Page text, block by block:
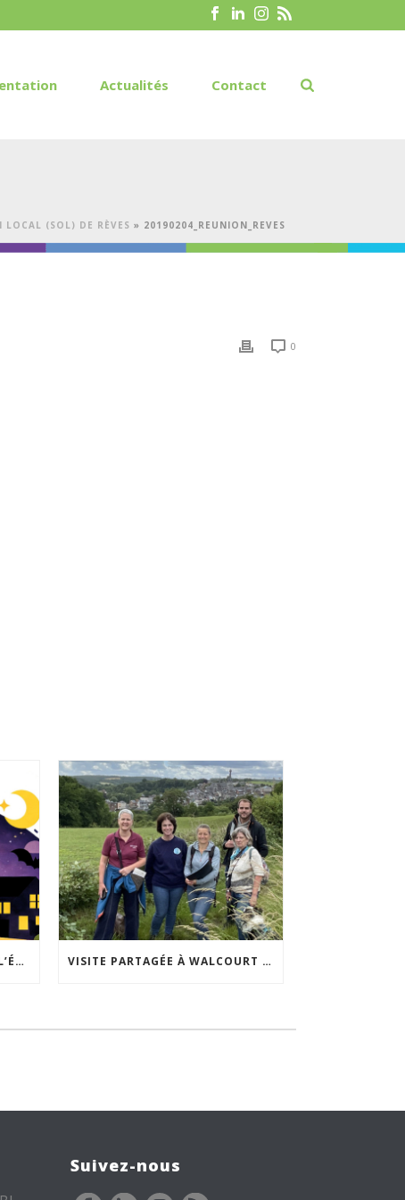
Actualités Contact
LOCAL (SOL) DE RÈVES » 20190204_REUNION_REVES
0
ACCEPTABILITÉ SOCIALE DE L’ÉCLAIRAGE NOCTURNE : LE REPLAY EST DISPONIBLE VISITE PARTAGÉE À WALCOURT : UNE DÉMARCHE PARTICIPATIVE ANIMÉE PAR ESPACE ENVIRONNEMENT
Suivez-nous